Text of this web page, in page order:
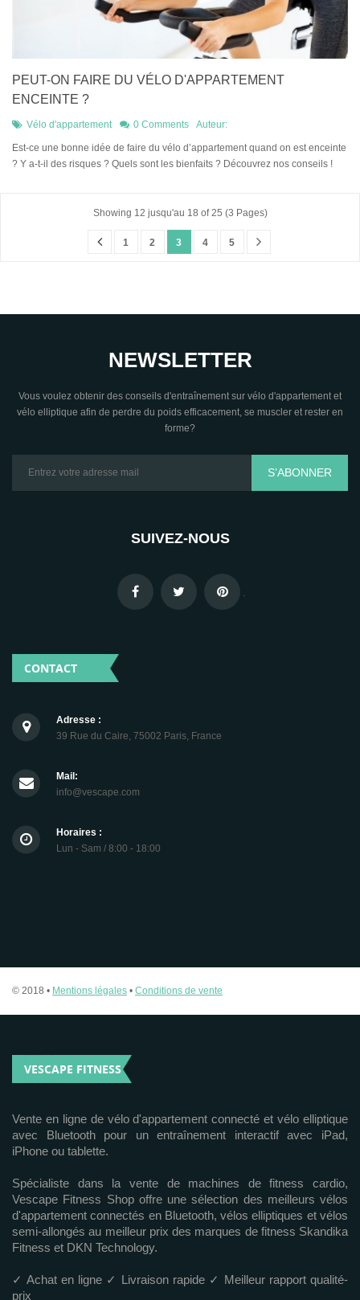
PEUT-ON FAIRE DU VÉLO D'APPARTEMENT
ENCEINTE ?
Vélo d'appartement 0 Comments Auteur:
Est-ce une bonne idée de faire du vélo d’appartement quand on est enceinte
? Y a-t-il des risques ? Quels sont les bienfaits ? Découvrez nos conseils !
Showing 12 jusqu'au 18 of 25 (3 Pages)
1 2 3 4 5
NEWSLETTER
Vous voulez obtenir des conseils d'entraînement sur vélo d'appartement et
vélo elliptique afin de perdre du poids efficacement, se muscler et rester en
forme?
S’ABONNER
SUIVEZ-NOUS
CONTACT
Adresse :
39 Rue du Caire, 75002 Paris, France
Mail:
info@vescape.com
Horaires :
Lun - Sam / 8:00 - 18:00
© 2018 • Mentions légales • Conditions de vente
VESCAPE FITNESS
Vente en ligne de vélo d'appartement connecté et vélo elliptique
avec Bluetooth pour un entraînement interactif avec iPad,
iPhone ou tablette.
Spécialiste dans la vente de machines de fitness cardio,
Vescape Fitness Shop offre une sélection des meilleurs vélos
d'appartement connectés en Bluetooth, vélos elliptiques et vélos
semi-allongés au meilleur prix des marques de fitness Skandika
Fitness et DKN Technology.
✓ Achat en ligne ✓ Livraison rapide ✓ Meilleur rapport qualité-
prix